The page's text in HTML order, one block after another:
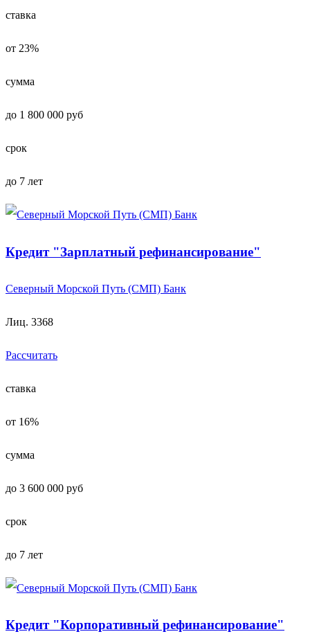
ставка
от 23%
сумма
до 1 800 000 руб
срок
до 7 лет
Кредит "Зарплатный рефинансирование"
Северный Морской Путь (СМП) Банк
Лиц. 3368
Рассчитать
ставка
от 16%
сумма
до 3 600 000 руб
срок
до 7 лет
Кредит "Корпоративный рефинансирование"